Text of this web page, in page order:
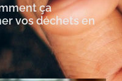
ça
vos déchets en